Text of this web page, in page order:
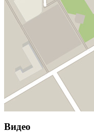
Видео